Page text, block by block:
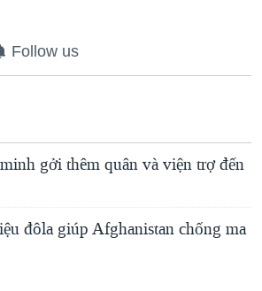
Follow us
gởi thêm quân và viện trợ đến
đôla giúp Afghanistan chống ma